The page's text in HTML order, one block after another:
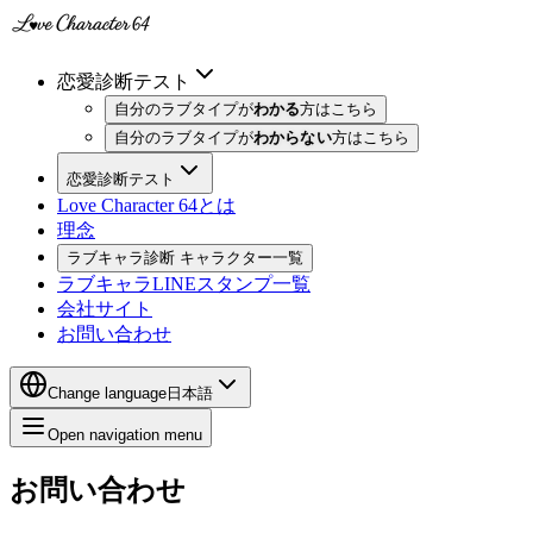
恋愛診断テスト
自分のラブタイプがわかる方はこちら
自分のラブタイプがわからない方はこちら
恋愛診断テスト
Love Character 64とは
理念
ラブキャラ診断 キャラクター一覧
ラブキャラLINEスタンプ一覧
会社サイト
お問い合わせ
Change language 日本語
Open navigation menu
お問い合わせ